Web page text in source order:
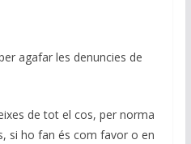
agafar les denuncies de
de tot el cos, per norma
si ho fan és com favor o en